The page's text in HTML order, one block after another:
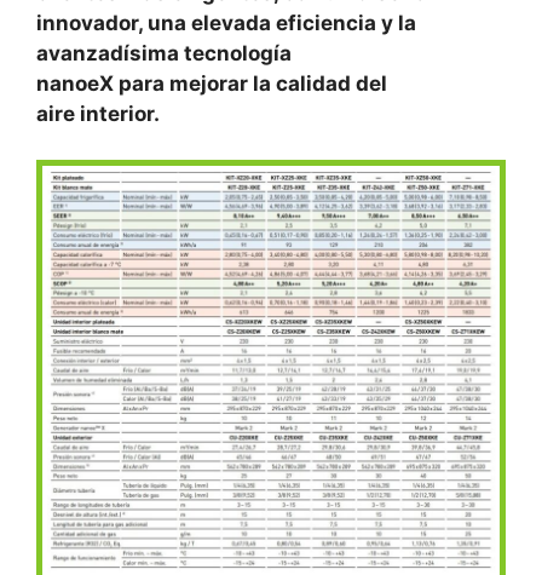
innovador, una elevada eficiencia y la
avanzadísima tecnología
nanoeX para mejorar la calidad del
aire interior.